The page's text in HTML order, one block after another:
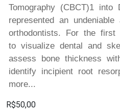
Tomography (CBCT)1 into
represented an undeniable
orthodontists. For the
to visualize dental and
assess bone thickness
identify incipient root
more...
R$50,00